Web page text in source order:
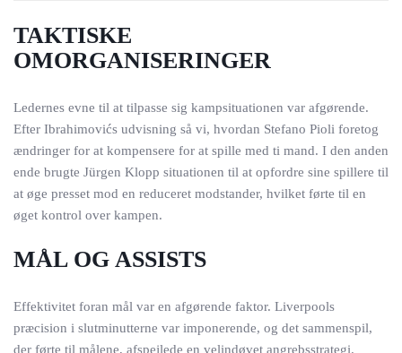
TAKTISKE
OMORGANISERINGER
Ledernes evne til at tilpasse sig kampsituationen var afgørende.
Efter Ibrahimovićs udvisning så vi, hvordan Stefano Pioli foretog
ændringer for at kompensere for at spille med ti mand. I den anden
ende brugte Jürgen Klopp situationen til at opfordre sine spillere til
at øge presset mod en reduceret modstander, hvilket førte til en
øget kontrol over kampen.
MÅL OG ASSISTS
Effektivitet foran mål var en afgørende faktor. Liverpools
præcision i slutminutterne var imponerende, og det sammenspil,
der førte til målene, afspejlede en velindøvet angrebsstrategi.